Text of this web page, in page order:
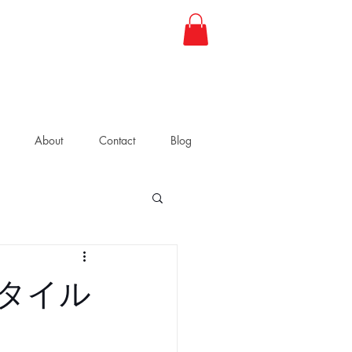
About Contact Blog
イル